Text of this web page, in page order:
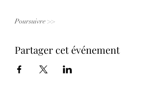
Poursuivre >>
Partager cet événement